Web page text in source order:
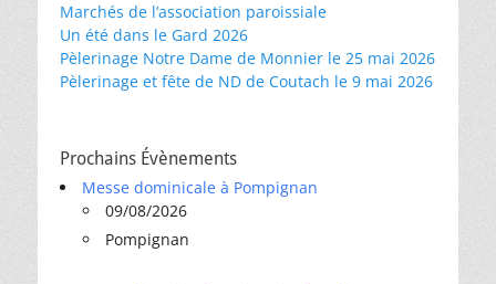
Marchés de l’association paroissiale
Un été dans le Gard 2026
Pèlerinage Notre Dame de Monnier le 25 mai 2026
Pèlerinage et fête de ND de Coutach le 9 mai 2026
Prochains Évènements
Messe dominicale à Pompignan
09/08/2026
Pompignan